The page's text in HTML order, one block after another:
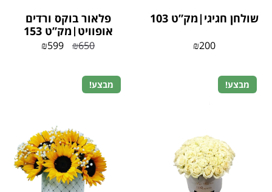
שולחן חגיגי|מק”ט 103
₪200
פלאור בוקס ורדים
אופוויט|מק”ט 153
₪650
₪599
מבצע! מבצע!